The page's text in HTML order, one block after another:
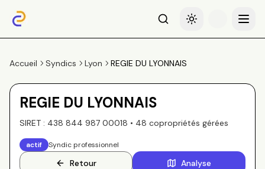
RechercheBasculer le thème
Menu
Accueil Syndics Lyon REGIE DU LYONNAIS
REGIE DU LYONNAIS
SIRET : 438 844 987 00018 • 48 copropriétés gérées
actif Syndic professionnel
Retour Analyse